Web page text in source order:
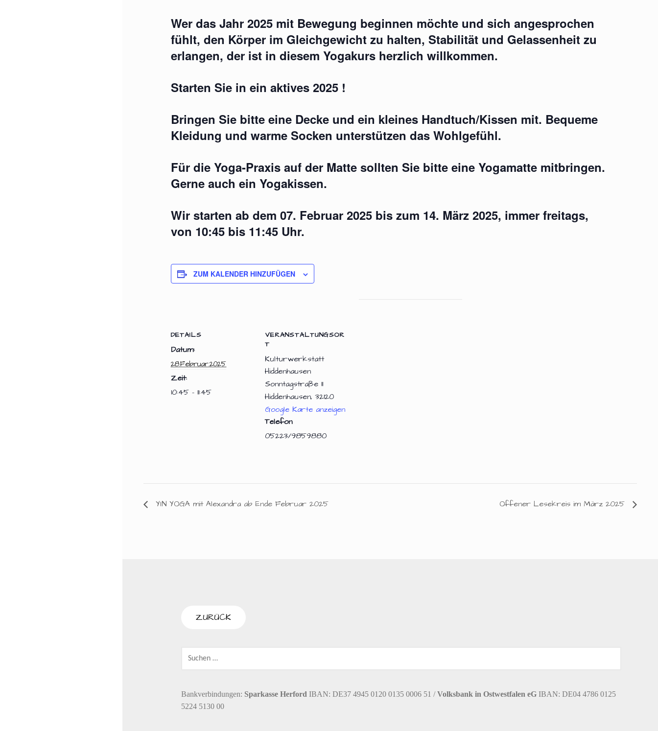
Wer das Jahr 2025 mit Bewegung beginnen möchte und sich angesprochen
fühlt, den Körper im Gleichgewicht zu halten, Stabilität und Gelassenheit zu
erlangen, der ist in diesem Yogakurs herzlich willkommen.
Starten Sie in ein aktives 2025 !
Bringen Sie bitte eine Decke und ein kleines Handtuch/Kissen mit. Bequeme
Kleidung und warme Socken unterstützen das Wohlgefühl.
Für die Yoga-Praxis auf der Matte sollten Sie bitte eine Yogamatte mitbringen.
Gerne auch ein Yogakissen.
Wir starten ab dem 07. Februar 2025 bis zum 14. März 2025, immer freitags,
von 10:45 bis 11:45 Uhr.
ZUM KALENDER HINZUFÜGEN
DETAILS
Datum:
28.Februar.2025
Zeit:
10:45 - 11:45
VERANSTALTUNGSOR
T
Kulturwerkstatt
Hiddenhausen
Sonntagstraße 11
Hiddenhausen, 32120
Google Karte anzeigen
Telefon
05223/9859880
YIN YOGA mit Alexandra ab Ende Februar 2025 Offener Lesekreis im März 2025
NACH:
Bankverbindungen: Sparkasse HerfordIBAN: DE37 4945 0120 0135 0006 51 /Volksbank in Ostwestfalen eGIBAN: DE04 4786 0125
5224 5130 00